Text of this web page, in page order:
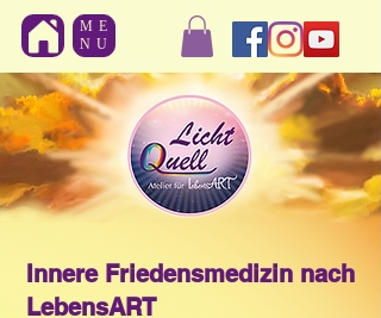
ME
NU
Innere Friedensmedizin nach
LebensART